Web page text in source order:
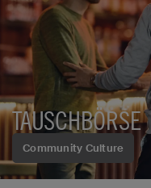
Community Culture
TAUSCHBÖRSE